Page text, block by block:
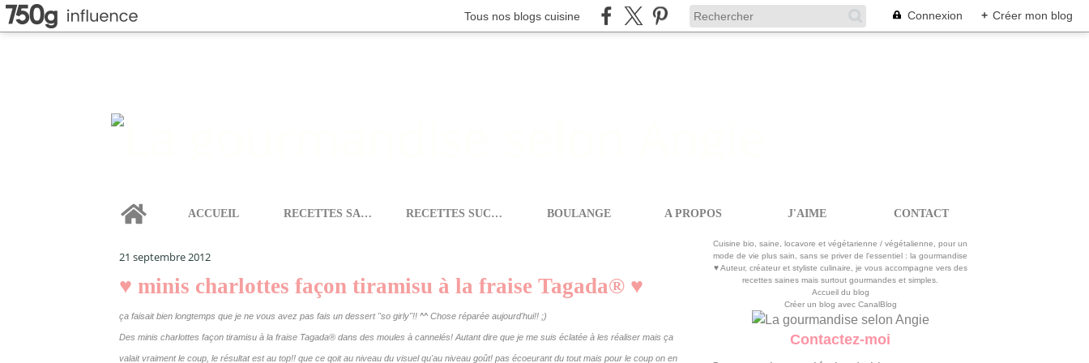
Tous nos blogs cuisine Connexion + Créer mon blog
ACCUEIL
RECETTES SALEES RECETTES SUCREES BOULANGE A PROPOS J'AIME CONTACT
LA GOURMANDISE SELON ANGIE
21 septembre 2012
♥ minis charlottes façon tiramisu à la fraise Tagada® ♥
ça faisait bien longtemps que je ne vous avez pas fais un dessert "so girly"!! ^^ Chose réparée aujourd'hui!! ;)
Des minis charlottes façon tiramisu à la fraise Tagada® dans des moules à cannelés! Autant dire que je me suis éclatée à les réaliser mais ça
valait vraiment le coup, le résultat est au top!! que ce qoit au niveau du visuel qu'au niveau goût! pas écoeurant du tout mais pour le coup on en
La gourmandise selon Angie
Cuisine bio, saine, locavore et végétarienne / végétalienne, pour un
mode de vie plus sain, sans se priver de l'essentiel : la gourmandise
♥ Auteur, créateur et styliste culinaire, je vous accompagne vers des
recettes saines mais surtout gourmandes et simples.
Accueil du blog
Créer un blog avec CanalBlog
Contactez-moi